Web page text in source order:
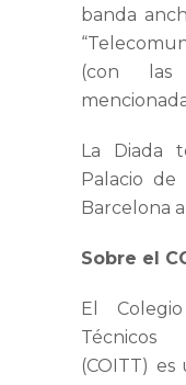
banda
(con las
La Diada
Palacio
Barcelona
Sobre el
El
Técnicos
(COITT)